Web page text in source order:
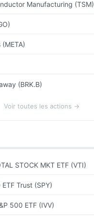
Manufacturing (TSM)
(BRK.B)
Voir toutes les actions →
STOCK MKT ETF (VTI)
Trust (SPY)
500 ETF (IVV)